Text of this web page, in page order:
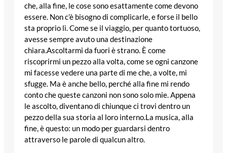
che, alla ﬁne, le cose sono esattamente come devono
essere. Non c’è bisogno di complicarle, e forse il bello
sta proprio lì. Come se il viaggio, per quanto tortuoso,
avesse sempre avuto una destinazione
chiara.Ascoltarmi da fuori è strano. È come
riscoprirmi un pezzo alla volta, come se ogni canzone
mi facesse vedere una parte di me che, a volte, mi
sfugge. Ma è anche bello, perché alla ﬁne mi rendo
conto che queste canzoni non sono solo mie. Appena
le ascolto, diventano di chiunque ci trovi dentro un
pezzo della sua storia al loro interno.La musica, alla
ﬁne, è questo: un modo per guardarsi dentro
attraverso le parole di qualcun altro.